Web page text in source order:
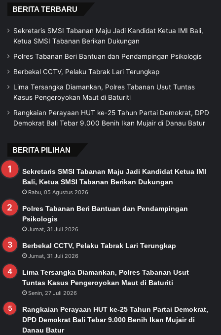
BERITA TERBARU
Sekretaris SMSI Tabanan Maju Jadi Kandidat Ketua IMI Bali,
Ketua SMSI Tabanan Berikan Dukungan
Polres Tabanan Beri Bantuan dan Pendampingan Psikologis
Berbekal CCTV, Pelaku Tabrak Lari Terungkap
Lima Tersangka Diamankan, Polres Tabanan Usut Tuntas
Kasus Pengeroyokan Maut di Baturiti
Rangkaian Perayaan HUT ke-25 Tahun Partai Demokrat, DPD
Demokrat Bali Tebar 9.000 Benih Ikan Mujair di Danau Batur
BERITA PILIHAN
Sekretaris SMSI Tabanan Maju Jadi Kandidat Ketua IMI
Bali, Ketua SMSI Tabanan Berikan Dukungan
Rabu, 05 Agustus 2026
Polres Tabanan Beri Bantuan dan Pendampingan
Psikologis
Jumat, 31 Juli 2026
Berbekal CCTV, Pelaku Tabrak Lari Terungkap
Jumat, 31 Juli 2026
Lima Tersangka Diamankan, Polres Tabanan Usut
Tuntas Kasus Pengeroyokan Maut di Baturiti
Senin, 27 Juli 2026
Rangkaian Perayaan HUT ke-25 Tahun Partai Demokrat,
DPD Demokrat Bali Tebar 9.000 Benih Ikan Mujair di
Danau Batur